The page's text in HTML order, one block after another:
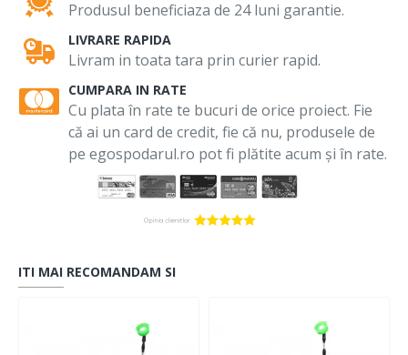
Produsul beneficiaza de 24 luni garantie.
LIVRARE RAPIDA
Livram in toata tara prin curier rapid.
CUMPARA IN RATE
Cu plata în rate te bucuri de orice proiect. Fie
că ai un card de credit, fie că nu, produsele de
pe egospodarul.ro pot fi plătite acum și în rate.
ITI MAI RECOMANDAM SI